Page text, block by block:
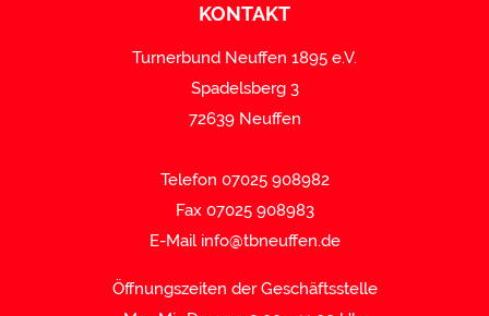
KONTAKT
Turnerbund Neuffen 1895 e.V.
Spadelsberg 3
72639 Neuffen
Telefon 07025 908982
Fax 07025 908983
E-Mail info@tbneuffen.de
Öffnungszeiten der Geschäftsstelle